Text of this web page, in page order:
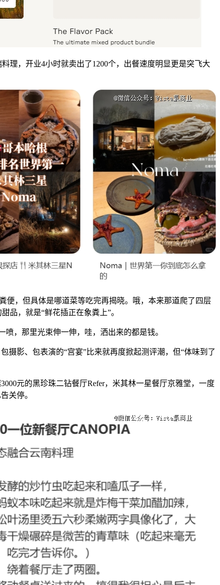
，开业4小时就卖出了1200个，出餐速度明显更是突飞大
，但具体是哪道菜等吃完再揭晓。哦，本来那道爬了四层
品，就是“鲜花插正在象粪上”。
，那里光束伸一伸，哇，洒出来的都是钱。
影、包表演的“宫宴”比来就再度掀起测评潮，但“体味到了
元的黑珍珠二钻餐厅Refer，米其林一星餐厅京雅堂，一度
关停。